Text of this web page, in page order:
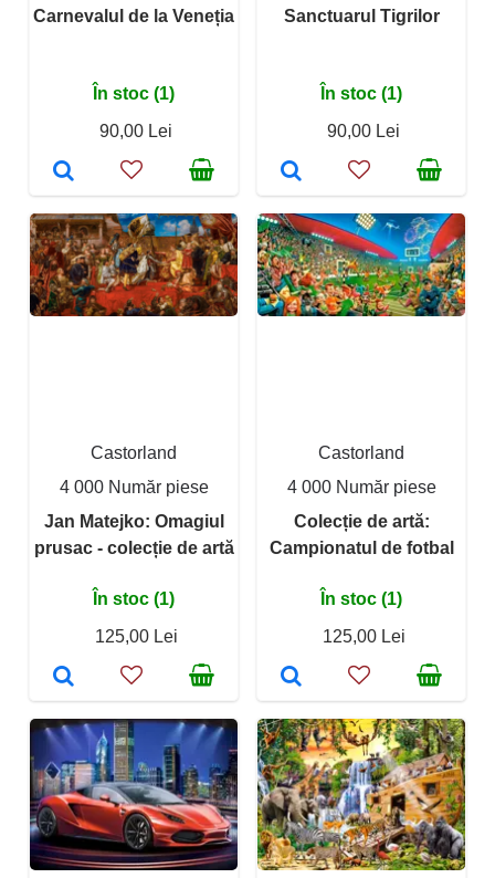
Carnevalul de la Veneția
În stoc (1)
90,00 Lei
Sanctuarul Tigrilor
În stoc (1)
90,00 Lei
Castorland
4 000 Număr piese
Jan Matejko: Omagiul
prusac - colecție de artă
În stoc (1)
125,00 Lei
Castorland
4 000 Număr piese
Colecție de artă:
Campionatul de fotbal
În stoc (1)
125,00 Lei